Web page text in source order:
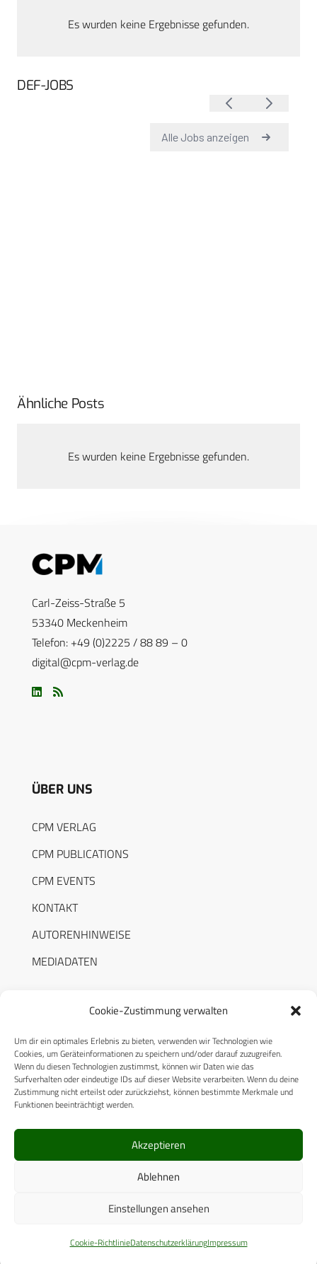
Cookie-Zustimmung verwalten
Um dir ein optimales Erlebnis zu bieten, verwenden wir Technologien wie
Cookies, um Geräteinformationen zu speichern und/oder darauf zuzugreifen.
Wenn du diesen Technologien zustimmst, können wir Daten wie das
Surfverhalten oder eindeutige IDs auf dieser Website verarbeiten. Wenn du deine
Zustimmung nicht erteilst oder zurückziehst, können bestimmte Merkmale und
Funktionen beeinträchtigt werden.
Akzeptieren
Ablehnen
Einstellungen ansehen
Cookie-RichtlinieDatenschutzerklärungImpressum
Es wurden keine Ergebnisse gefunden.
DEF-JOBS
Ähnliche Posts
Es wurden keine Ergebnisse gefunden.
Carl-Zeiss-Straße 5
53340 Meckenheim
Telefon: +49 (0)2225 / 88 89 – 0
digital@cpm-verlag.de
ÜBER UNS
CPM VERLAG
CPM PUBLICATIONS
CPM EVENTS
KONTAKT
AUTORENHINWEISE
MEDIADATEN
RECHTLICHES
Datenschutzerklärung
Cookie-Richtlinie (EU)
© 2025 CPM GmbH – Alle Rechte vorbehalten